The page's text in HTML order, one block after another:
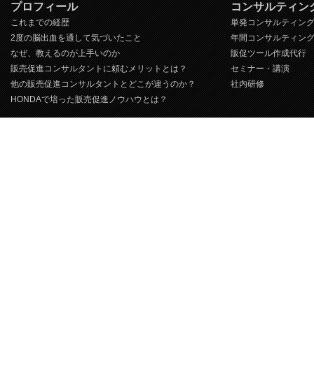
プロフィール
これまでの経歴
2度の脳出血を通して気づいたこと
なぜ、教えるのが上手いのか
販売促進コンサルタントに頼むメリットとは？
他の販売促進コンサルタントとどこが違うのか？
HONDAで培った販売促進ノウハウとは？
コンサルティン
単発コンサルティング
年間コンサルティング
販促ツール作成代行
セミナー・講演
社内研修